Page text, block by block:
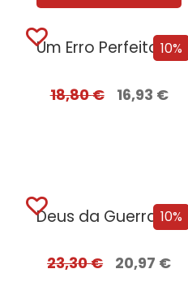
10%
Um Erro Perfeito – Edição com EDGES
18,80€ 16,93 €
10%
Deus da Guerra Edição com EDGES
23,30€ 20,97 €